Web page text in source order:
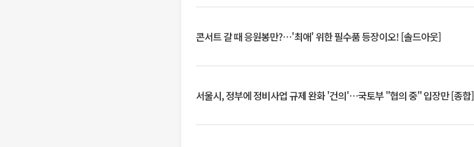
콘서트 갈 때 응원봉만?⋯'최애' 위한 필수품 등장이오! [솔드아웃]
서울시, 정부에 정비사업 규제 완화 '건의'⋯국토부 "협의 중" 입장만 [종합]